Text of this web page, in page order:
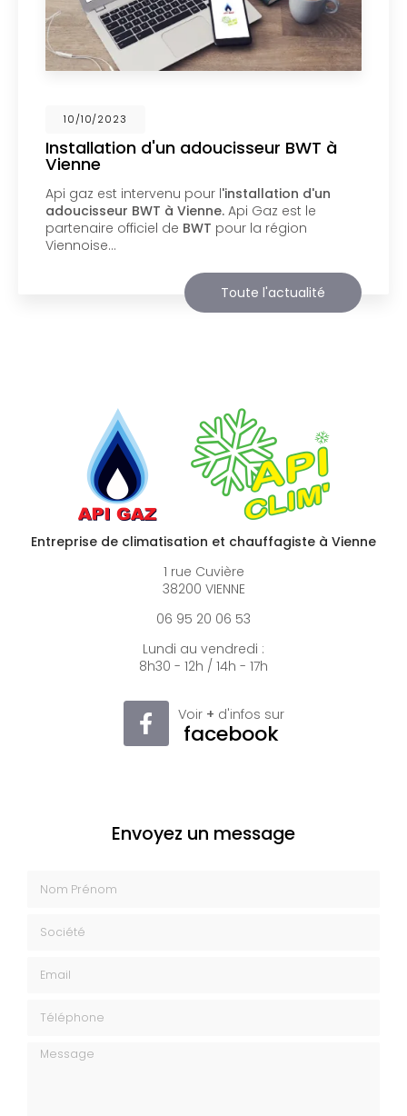
02/10/2023
Nouveau support de communication
web
Api Gaz à Viennevous présente son nouveau
support de communication web réalisé par la
sociétéBIIM COM . Vous souhaitant une
agréable visite, si vous avez besoin…
Toute l'actualité
Entreprise de climatisation et chauffagiste à Vienne
1 rue Cuvière
38200 VIENNE
06 95 20 06 53
Lundi au vendredi :
8h30 - 12h / 14h - 17h
Voir + d'infos sur
facebook
Envoyez un message
Message